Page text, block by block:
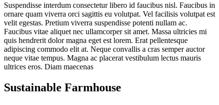
Suspendisse interdum consectetur libero id faucibus nisl. Faucibus in
ornare quam viverra orci sagittis eu volutpat. Vel facilisis volutpat est
velit egestas. Pretium viverra suspendisse potenti nullam ac.
Faucibus vitae aliquet nec ullamcorper sit amet. Massa ultricies mi
quis hendrerit dolor magna eget est lorem. Erat pellentesque
adipiscing commodo elit at. Neque convallis a cras semper auctor
neque vitae tempus. Magna ac placerat vestibulum lectus mauris
ultrices eros. Diam maecenas
Sustainable Farmhouse